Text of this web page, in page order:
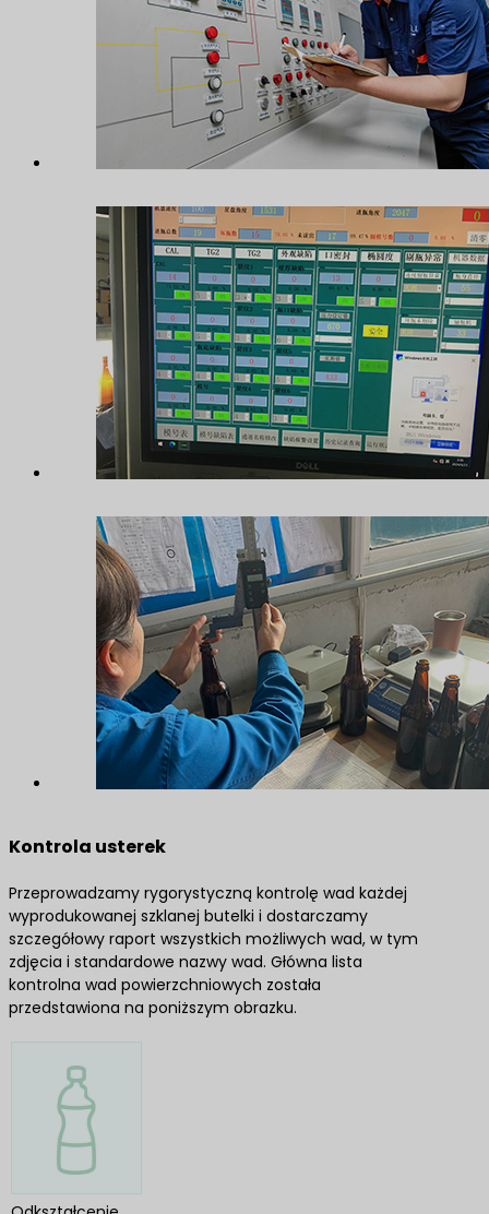
Kontrola usterek
Przeprowadzamy rygorystyczną kontrolę wad każdej
wyprodukowanej szklanej butelki i dostarczamy
szczegółowy raport wszystkich możliwych wad, w tym
zdjęcia i standardowe nazwy wad. Główna lista
kontrolna wad powierzchniowych została
przedstawiona na poniższym obrazku.